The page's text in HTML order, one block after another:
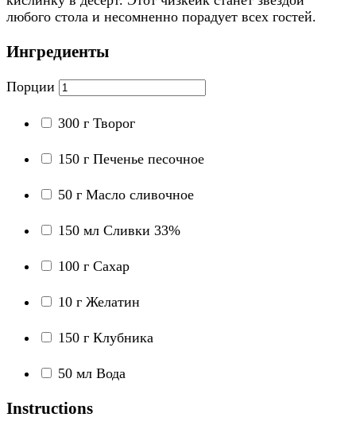
любого стола и несомненно порадует всех гостей.
Ингредиенты
Порции
300 г Творог
150 г Печенье песочное
50 г Масло сливочное
150 мл Сливки 33%
100 г Сахар
10 г Желатин
150 г Клубника
50 мл Вода
Instructions